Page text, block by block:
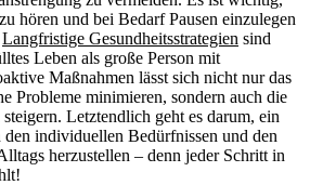
hören und bei Bedarf Pausen einzulegen
Langfristige Gesundheitsstrategien sind
Leben als große Person mit
Maßnahmen lässt sich nicht nur das
Probleme minimieren, sondern auch die
Letztendlich geht es darum, ein
individuellen Bedürfnissen und den
herzustellen – denn jeder Schritt in